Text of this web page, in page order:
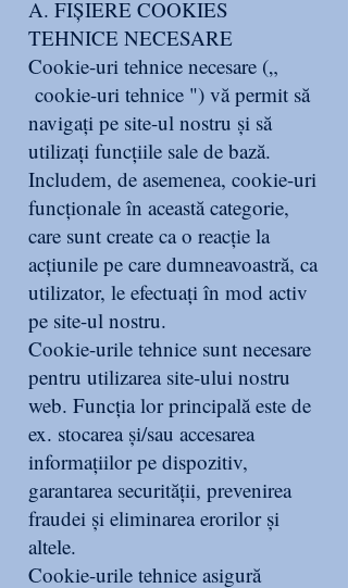
A. FIȘIERE COOKIES
TEHNICE NECESARE
Cookie-uri tehnice necesare („
cookie-uri tehnice ") vă permit să
navigați pe site-ul nostru și să
utilizați funcțiile sale de bază.
Includem, de asemenea, cookie-uri
funcționale în această categorie,
care sunt create ca o reacție la
acțiunile pe care dumneavoastră, ca
utilizator, le efectuați în mod activ
pe site-ul nostru.
Cookie-urile tehnice sunt necesare
pentru utilizarea site-ului nostru
web. Funcția lor principală este de
ex. stocarea și/sau accesarea
informațiilor pe dispozitiv,
garantarea securității, prevenirea
fraudei și eliminarea erorilor și
altele.
Cookie-urile tehnice asigură